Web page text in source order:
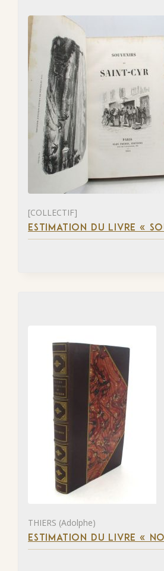
[COLLECTIF]
ESTIMATION DU LIVRE «
THIERS (Adolphe)
ESTIMATION DU LIVRE «